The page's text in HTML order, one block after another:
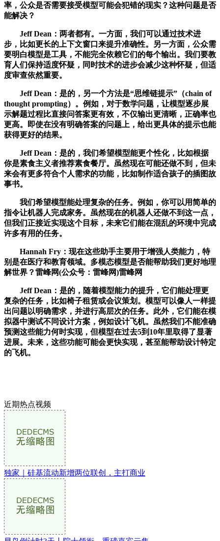
率，公众是否需要接受模型可能会犯错的现实？这种问题是否
能解决？
Jeff Dean：两者都有。一方面，我们可以通过技术进
步，比如更长的上下文窗口来提升准确性。另一方面，公众需
要明白模型是工具，不能完全依赖它们的每个输出。我们要教
育人们保持适度怀疑，同时技术的进步会减少这种怀疑，但适
度审查依然重要。
Jeff Dean：是的，另一个方法是“思维链提示”（chain of
thought prompting）。例如，对于数学问题，让模型逐步展
示解题过程比直接问答案更有效，不仅输出更清晰，正确率也
更高。即使在没有明确答案的问题上，给出更具体的提示也能
获得更好的结果。
Jeff Dean：是的，我们希望模型能更个性化，比如根据
你是素食主义者推荐素食餐厅。虽然现在可能还做不到，但未
来会有更多符合个人需求的功能，比如制作适合孩子的插图故
事书。
我们希望模型能处理复杂的任务。例如，你可以用简单的
指令让机器人完成家务。虽然现在的机器人还做不到这一点，
但我们正接近实现这个目标，未来它们能在混乱的环境中完成
许多有用的任务。
Hannah Fry：现在这些助手主要用于增强人类能力，特
别是在医疗和教育领域。多模态模型是否能帮助我们更好地理
解世界？雷峰网(公众号：雷峰网)雷峰网
Jeff Dean：是的，随着模型能力的提升，它们能处理更
复杂的任务，比如椅子租赁或会议策划。模型可以像人一样提
出问题以明确需求，并进行高层次的任务。此外，它们能在模
拟器中测试不同设计方案，例如设计飞机。虽然我们不能准确
预测这些能力何时实现，但模型在过去5到10年里取得了显著
进展。未来，这些功能可能会更快实现，甚至能帮助设计特定
的飞机。
近期热点视频
独家｜硅基流动新增两位联创，主打商业